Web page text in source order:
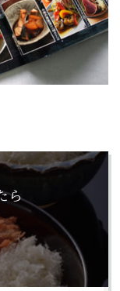
ら